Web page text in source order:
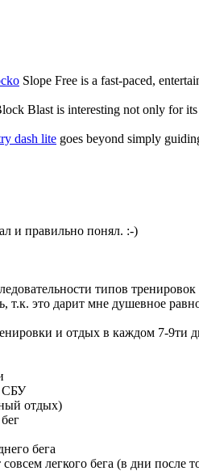
Slope Free is a fast-paced,
Blast is interesting not only for
dash lite goes beyond simply
и правильно понял. :-)
типов
это дарит мне душевное
и отдых в каждом 7-9ти
бега (в дни после